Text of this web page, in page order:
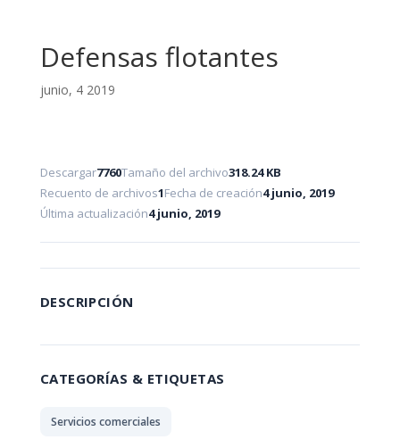
Defensas flotantes
junio, 4 2019
Descargar7760Tamaño del archivo318.24 KB
Recuento de archivos1Fecha de creación4 junio, 2019
Última actualización4 junio, 2019
DESCRIPCIÓN
CATEGORÍAS & ETIQUETAS
Servicios comerciales